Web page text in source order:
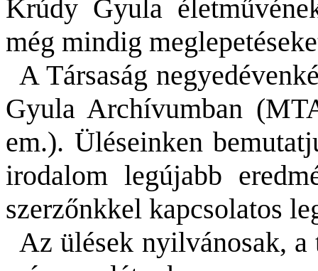
Krúdy Gyula
még mindig
A Társaság
Gyula Archívumban (
em.). Üléseinken
irodalom legújabb
szerzőnkkel kapcsolatos
Az ülések nyilvánosak, a